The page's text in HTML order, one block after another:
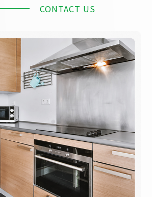
CONTACT US